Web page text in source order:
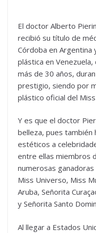
El doctor Alberto
recibió su título de
Córdoba en Argentina
plástica en
más de 30 años,
prestigio, siendo por
plástico oficial del
Y es que el doctor
belleza, pues también
estéticos a
entre ellas miembros
numerosas
Miss Universo, Miss
Aruba, Señorita
y Señorita Santo
Al llegar a Estados